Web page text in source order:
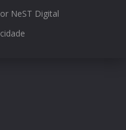
NeST Digital